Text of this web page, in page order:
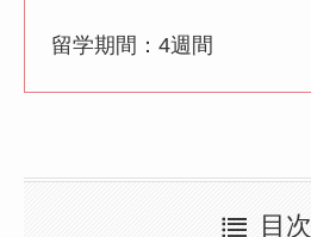
留学期間：4週間
目次